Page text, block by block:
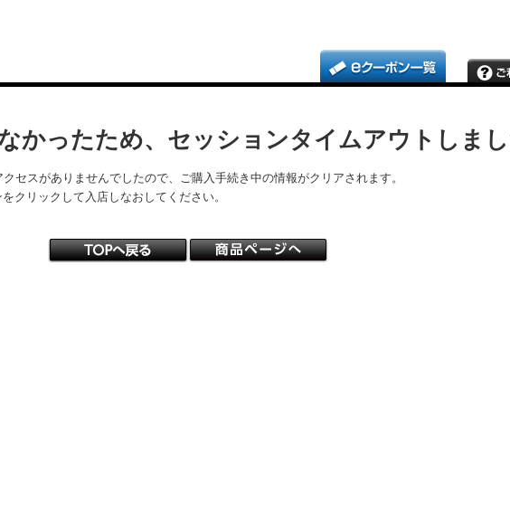
かったため、セッションタイムアウトしまし
セスがありませんでしたので、ご購入手続き中の情報がクリアされます。
クリックして入店しなおしてください。